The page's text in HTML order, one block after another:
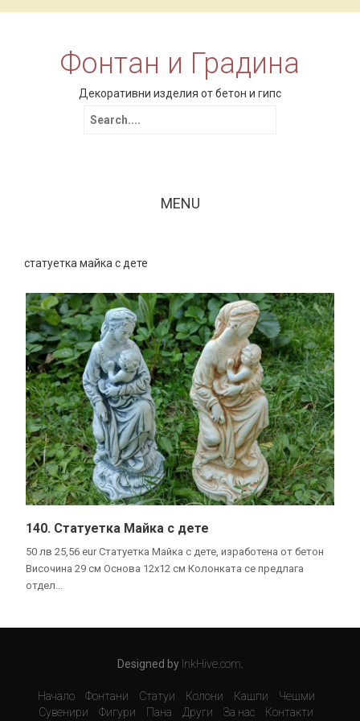
Фонтан и Градина
Декоративни изделия от бетон и гипс
Search for:
MENU
статуетка майка с дете
140. Статуетка Майка с дете
50 лв 25,56 eur Статуетка Майка с дете, изработена от бетон
Височина 29 см Основа 12х12 см Колонката се предлага
отдел...
Designed by InkHive.com
Начало Фонтани Статуи Колони Кашпи
Чешми
Сувенири
Фигури Пана Други За нас Контакти